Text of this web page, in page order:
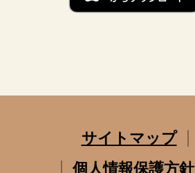
サイトマップ
個人情報保護方針